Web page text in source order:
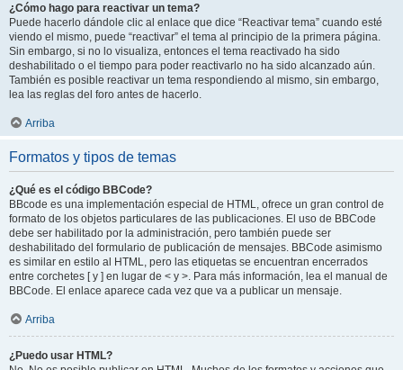
¿Cómo hago para reactivar un tema?
Puede hacerlo dándole clic al enlace que dice “Reactivar tema” cuando esté
viendo el mismo, puede “reactivar” el tema al principio de la primera página.
Sin embargo, si no lo visualiza, entonces el tema reactivado ha sido
deshabilitado o el tiempo para poder reactivarlo no ha sido alcanzado aún.
También es posible reactivar un tema respondiendo al mismo, sin embargo,
lea las reglas del foro antes de hacerlo.
Arriba
Formatos y tipos de temas
¿Qué es el código BBCode?
BBcode es una implementación especial de HTML, ofrece un gran control de
formato de los objetos particulares de las publicaciones. El uso de BBCode
debe ser habilitado por la administración, pero también puede ser
deshabilitado del formulario de publicación de mensajes. BBCode asimismo
es similar en estilo al HTML, pero las etiquetas se encuentran encerrados
entre corchetes [ y ] en lugar de < y >. Para más información, lea el manual de
BBCode. El enlace aparece cada vez que va a publicar un mensaje.
Arriba
¿Puedo usar HTML?